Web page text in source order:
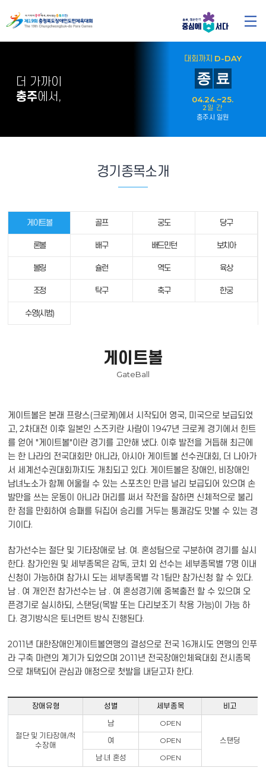
더 가까이
충주에서,
대회까지 D-DAY
종 료
04.24.~25.
2일 간
충주시 일원
경기종목소개
게이트볼 골프 궁도 당구
론볼 배구 배드민턴 보치아
볼링 슐런 역도 육상
조정 탁구 축구 한궁
수영(시범)
게이트볼
GateBall
게이트볼은 본래 프랑스(크로케)에서 시작되어 영국, 미국으로 보급되었
고, 2차대전 이후 일본인 스즈키란 사람이 1947년 크로케 경기에서 힌트
를 얻어 "게이트볼"이란 경기를 고안해 냈다. 이후 발전을 거듭해 최근에
는 한 나라의 전국대회만 아니라, 아시아 게이트볼 선수권대회, 더 나아가
서 세계선수권대회까지도 개최되고 있다. 게이트볼은 장애인, 비장애인
남녀노소가 함께 어울릴 수 있는 스포츠인 만큼 널리 보급되어 있으며 손
발만을 쓰는 운동이 아니라 머리를 써서 작전을 잘하면 신체적으로 불리
한 점을 만회하여 승패를 뒤집어 승리를 거두는 통쾌감도 맛볼 수 있는 경
기이다.
참가선수는 절단 및 기타장애로 남. 여. 혼성팀으로 구분하여 경기를 실시
한다. 참가인원 및 세부종목은 감독, 코치 외 선수는 세부종목별 7명 이내
신청이 가능하며 참가시 도는 세부종목별 각 1팀만 참가신청 할 수 있다.
남 . 여 개인전 참가선수는 남 . 여 혼성경기에 중복출전 할 수 있으며 오
픈경기로 실시하되, 스탠딩(목발 또는 다리보조기 착용 가능)이 가능 하
다. 경기방식은 토너먼트 방식 진행된다.
2011년 대한장애인게이트볼연맹의 결성으로 전국 16개시도 연맹의 인푸
라 구축 마련의 계기가 되었으며 2011년 전국장애인체육대회 전시종목
으로 채택되어 관심과 애정으로 첫발을 내딛고자 한다.
장애유형 성별 세부종목 비고
절단 및 기타장애/척
수장애
남
OPEN
스탠딩
여
OPEN
남·녀 혼성
OPEN